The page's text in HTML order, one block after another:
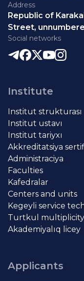
Address
Republic of
Street,
Social networks
Institute
Institut strukturası
Institut ustavı
Institut tariyxı
Akkreditatsiya
Administraciya
Faculties
Kafedralar
Centers and units
Kegeyli service
Turtkul
Akademiyalıq licey
Applicants